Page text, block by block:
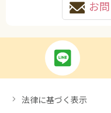
お
法律に基づく表示